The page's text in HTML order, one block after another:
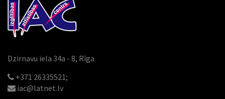
Dzirnavu iela 34a - 8, Rīga
+371 26335521;
iac@latnet.lv